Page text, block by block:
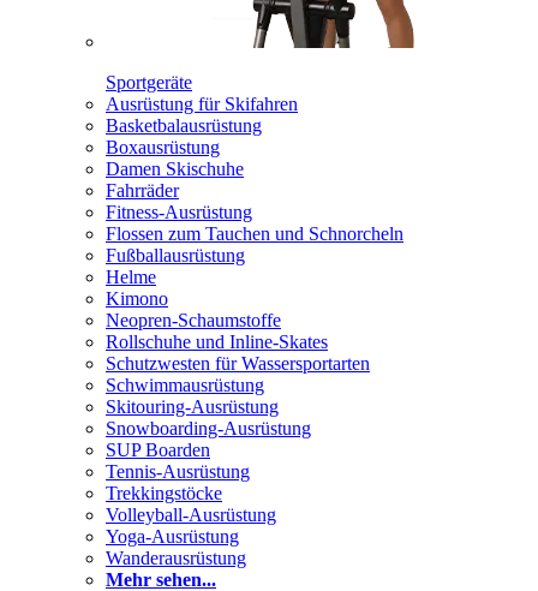
Sportgeräte
Ausrüstung für Skifahren
Basketbalausrüstung
Boxausrüstung
Damen Skischuhe
Fahrräder
Fitness-Ausrüstung
Flossen zum Tauchen und Schnorcheln
Fußballausrüstung
Helme
Kimono
Neopren-Schaumstoffe
Rollschuhe und Inline-Skates
Schutzwesten für Wassersportarten
Schwimmausrüstung
Skitouring-Ausrüstung
Snowboarding-Ausrüstung
SUP Boarden
Tennis-Ausrüstung
Trekkingstöcke
Volleyball-Ausrüstung
Yoga-Ausrüstung
Wanderausrüstung
Mehr sehen...